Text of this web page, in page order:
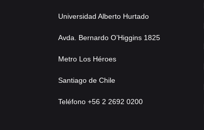
Universidad Alberto Hurtado
Avda. Bernardo O’Higgins 1825
Metro Los Héroes
Santiago de Chile
Teléfono +56 2 2692 0200